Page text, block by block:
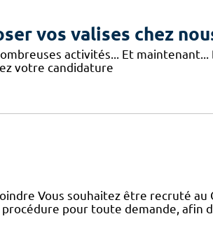
vos valises chez
activités... Et maintenant...
votre candidature
Vous souhaitez être recruté au
pour toute demande, afin